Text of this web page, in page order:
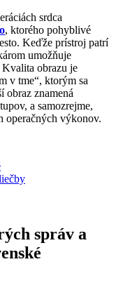
srdca
, ktorého pohyblivé
Keďže prístroj patrí
umožňuje
obrazu je
v tme“, ktorým sa
obraz znamená
a samozrejme,
operačných výkonov.
správ a